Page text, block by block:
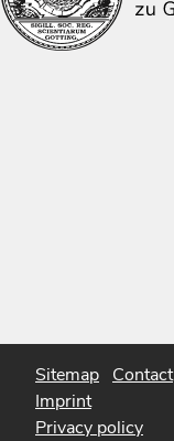
Sitemap Contact
Imprint
Privacy policy